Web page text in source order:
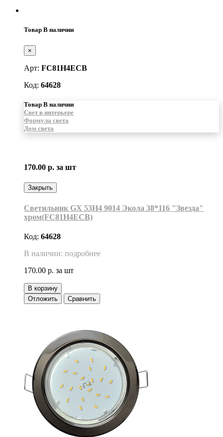
Товар В наличии
×
Арт: FC81H4ECB
Код: 64628
Товар В наличии
Свет в интерьере
Формула света
Дом света
170.00 р. за шт
Закрыть
Светильник GX 53H4 9014 Экола 38*116 "Звезда"
хром(FC81H4ECB)
Код: 64628
В наличии: подробнее
170.00 р. за шт
В корзину
Отложить
Сравнить